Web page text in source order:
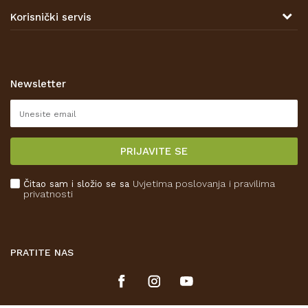
Prodajna mjesta
Korisnički servis
Korištenje kolačića
Reklamacije
Isporuka
Kako kupiti
Newsletter
PRIJAVITE SE
Čitao sam i složio se sa Uvjetima poslovanja i pravilima
privatnosti
PRATITE NAS